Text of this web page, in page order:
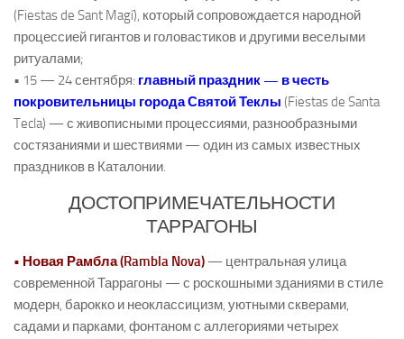
(Fiestas de Sant Magí), который сопровождается народной
процессией гигантов и головастиков и другими веселыми
ритуалами;
• 15 — 24 сентября: главный праздник — в честь
покровительницы города Святой Теклы (Fiestas de Santa
Tecla) — с живописными процессиями, разнообразными
состязаниями и шествиями — один из самых известных
праздников в Каталонии.
ДОСТОПРИМЕЧАТЕЛЬНОСТИ
ТАРРАГОНЫ
• Новая Рамбла (Rambla Nova) — центральная улица
современной Таррагоны — с роскошными зданиями в стиле
модерн, барокко и неоклассицизм, уютными скверами,
садами и парками, фонтаном с аллегориями четырех